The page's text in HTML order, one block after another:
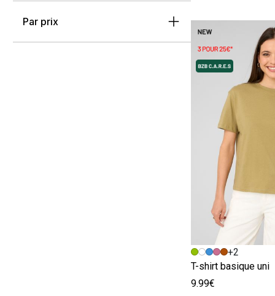
Par prix
Image précédente
Image suivante
+2
T-shirt basique uni
9.99€